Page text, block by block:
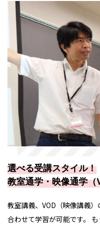
選べる受講スタイル！
教室通学・映像通学（
教室講義、VOD（映像講義
合わせて学習が可能です。